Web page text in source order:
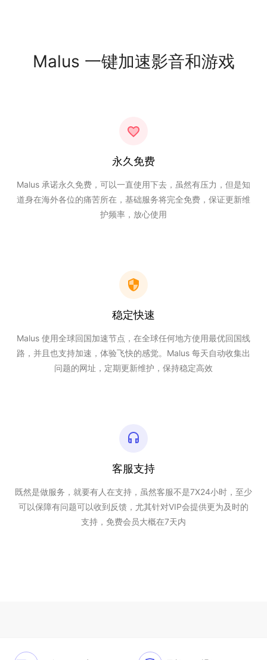
Malus 一键加速影音和游戏
永久免费
Malus 承诺永久免费，可以一直使用下去，虽然有压力，但是知
道身在海外各位的痛苦所在，基础服务将完全免费，保证更新维
护频率，放心使用
稳定快速
Malus 使用全球回国加速节点，在全球任何地方使用最优回国线
路，并且也支持加速，体验飞快的感觉。Malus 每天自动收集出
问题的网址，定期更新维护，保持稳定高效
客服支持
既然是做服务，就要有人在支持，虽然客服不是7X24小时，至少
可以保障有问题可以收到反馈，尤其针对VIP会提供更为及时的
支持，免费会员大概在7天内